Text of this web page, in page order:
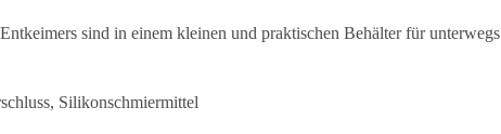
sind in einem kleinen und praktischen Behälter für unterwegs
Silikonschmiermittel